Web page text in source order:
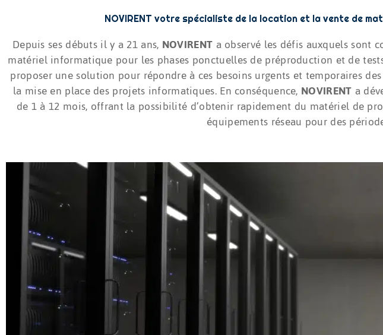
NOVIRENT votre spécialiste de la location et la vente de
Depuis ses débuts il y a 21 ans, NOVIRENT a observé les défis auxquels sont
matériel informatique pour les phases ponctuelles de préproduction et de
proposer une solution pour répondre à ces besoins urgents et temporaires
la mise en place des projets informatiques. En conséquence, NOVIRENT a
de 1 à 12 mois, offrant la possibilité d’obtenir rapidement du matériel de
équipements réseau pour des